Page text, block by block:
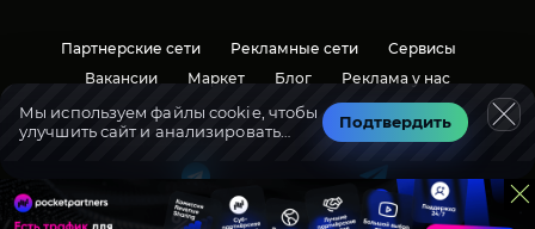
Партнерские сети Рекламные сети
Сервисы
Вакансии
Маркет Блог Реклама у нас
Социальные сети Обсуждения
Мы используем файлы cookie, чтобы
улучшить сайт и анализировать
Подтвердить